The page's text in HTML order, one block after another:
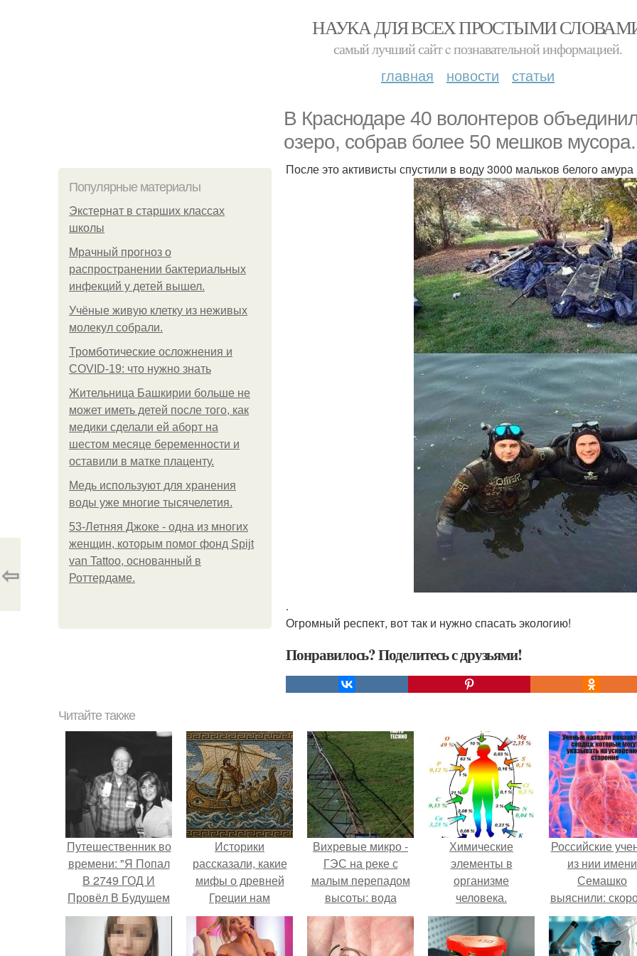
НАУКА ДЛЯ ВСЕХ ПРОСТЫМИ
самый лучший сайт c познавательной информацией.
главная новости статьи
В Краснодаре 40 волонтеров
озеро, собрав более 50 мешков мусора.
Популярные материалы
Экстернат в старших классах
школы
Мрачный прогноз о
распространении бактериальных
инфекций у детей вышел.
Учёные живую клетку из неживых
молекул собрали.
Тромботические осложнения и
COVID-19: что нужно знать
Жительница Башкирии больше не
может иметь детей после того, как
медики сделали ей аборт на
шестом месяце беременности и
оставили в матке плаценту.
Медь используют для хранения
воды уже многие тысячелетия.
53-Летняя Джоке - одна из многих
женщин, которым помог фонд Spijt
van Tattoo, основанный в
Роттердаме.
После это активисты спустили в воду 3000 мальков белого амура
.
Огромный респект, вот так и нужно спасать экологию!
Понравилось? Поделитесь с друзьями!
⇦
Читайте также
Путешественник во
времени: "Я Попал
В 2749 ГОД И
Провёл В Будущем
ДВА Года".
Историки
рассказали, какие
мифы о древней
Греции нам
навязало кино.
Вихревые микро -
ГЭС на реке с
малым перепадом
высоты: вода
закручивается в
бетонной камере и
вращает
Химические
элементы в
организме
человека.
Российские
из нии имени
Семашко
выяснили:
старения
зависит от
состояния